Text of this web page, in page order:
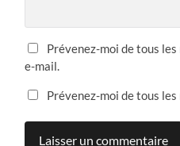
Prévenez-moi de tous
e-mail.
Prévenez-moi de tous